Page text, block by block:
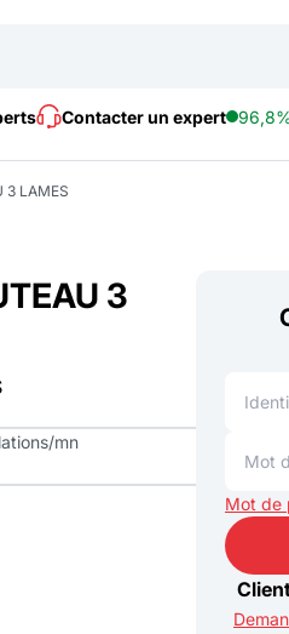
Contacter un expert
3 LAMES
3
mn
Mot de